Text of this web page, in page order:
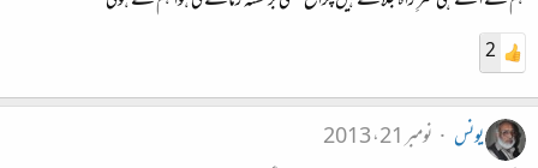
2
یونس
نومبر 21، 2013